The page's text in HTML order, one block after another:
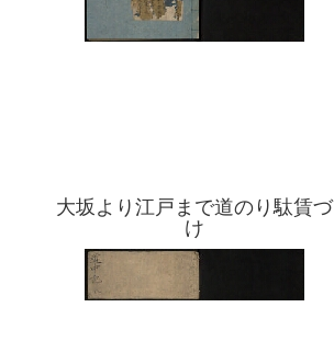
大坂より江戸まで道のり駄賃づ
け